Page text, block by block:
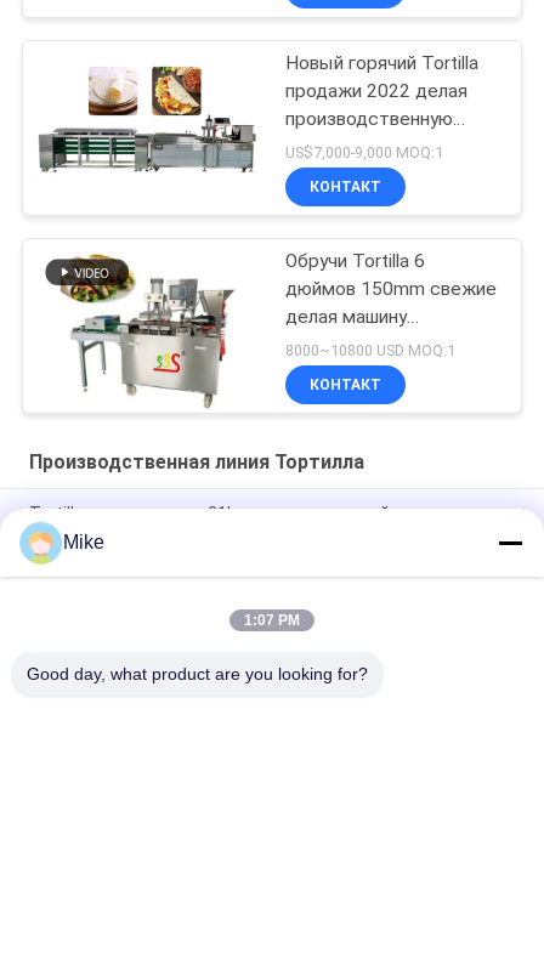
Новый горячий Tortilla
продажи 2022 делая
производственную
линию Tortilla машины
BP-550
US$7,000-9,000 MOQ:1
КОНТАКТ
Обручи Tortilla 6
дюймов 150mm свежие
делая машину
полноавтоматический
8000~10800 USD MOQ:1
КОНТАКТ
Производственная линия Тортилла
Tortilla супермаркета 21kw автоматический делая
машиной серебряный цвет
10 - производственная линия Tortilla диаметра 45cm новая
Mike
1:07 PM
Good day, what product are you looking for?